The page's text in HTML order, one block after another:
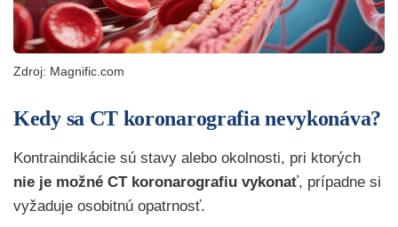
Zdroj: Magnific.com
Kedy sa CT koronarografia nevykonáva?
Kontraindikácie sú stavy alebo okolnosti, pri ktorých
nie je možné CT koronarografiu vykonať, prípadne si
vyžaduje osobitnú opatrnosť.